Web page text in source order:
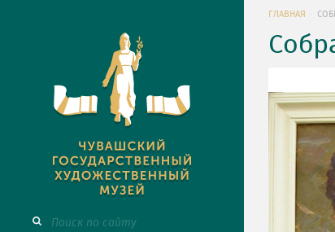
ГЛАВНАЯ